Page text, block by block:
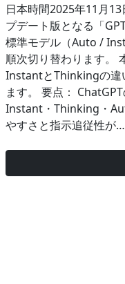
日本時間2025年11月
プデート版となる「
標準モデル（Auto /
順次切り替わります。
InstantとThinkingの違
ます。 要点：
Instant・Thinking・
やすさと指示追従性が…